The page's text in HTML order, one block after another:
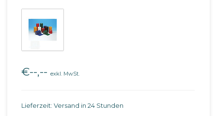
€--,-- exkl. MwSt.
Lieferzeit: Versand in 24 Stunden